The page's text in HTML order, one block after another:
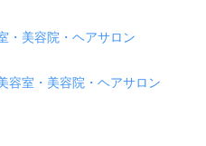
・美容院・ヘアサロン
容室・美容院・ヘアサロン